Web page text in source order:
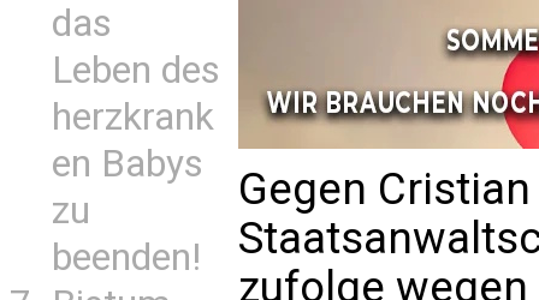
das
Leben des
herzkrank
en Babys
zu
beenden!
Gegen
zufolge